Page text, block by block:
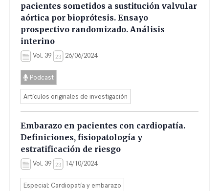
pacientes sometidos a sustitución valvular
aórtica por bioprótesis. Ensayo
prospectivo randomizado. Análisis
interino
Vol. 39 26/06/2024
Podcast
Artículos originales de investigación
Embarazo en pacientes con cardiopatía.
Definiciones, fisiopatología y
estratificación de riesgo
Vol. 39 14/10/2024
Especial: Cardiopatía y embarazo